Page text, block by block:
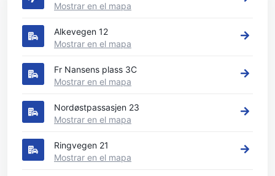
Mostrar en el mapa
Alkevegen 12
Mostrar en el mapa
Fr Nansens plass 3C
Mostrar en el mapa
Nordøstpassasjen 23
Mostrar en el mapa
Ringvegen 21
Mostrar en el mapa